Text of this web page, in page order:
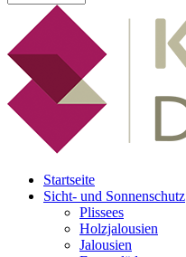
Startseite
Sicht- und Sonnenschutz
Plissees
Holzjalousien
Jalousien